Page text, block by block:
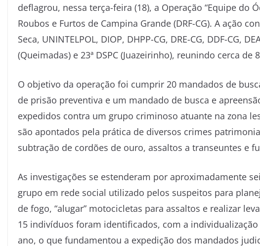
deflagrou, nessa terça-feira (18), a Operação “Equipe do
Roubos e Furtos de Campina Grande (DRF-CG). A ação
Seca, UNINTELPOL, DIOP, DHPP-CG, DRE-CG, DDF-CG,
(Queimadas) e 23ª DSPC (Juazeirinho), reunindo cerca de
O objetivo da operação foi cumprir 20 mandados de
de prisão preventiva e um mandado de busca e
expedidos contra um grupo criminoso atuante na zona
são apontados pela prática de diversos crimes
subtração de cordões de ouro, assaltos a transeuntes e
As investigações se estenderam por aproximadamente
grupo em rede social utilizado pelos suspeitos para
de fogo, “alugar” motocicletas para assaltos e realizar
15 indivíduos foram identificados, com a
ano, o que fundamentou a expedição dos mandados